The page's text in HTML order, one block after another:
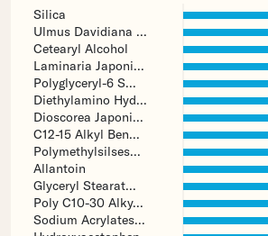
Silica
Ulmus Davidiana ...
Cetearyl Alcohol
Laminaria Japoni...
Polyglyceryl-6 S...
Diethylamino Hyd...
Dioscorea Japoni...
C12-15 Alkyl Ben...
Polymethylsilses...
Allantoin
Glyceryl Stearat...
Poly C10-30 Alky...
Sodium Acrylates...